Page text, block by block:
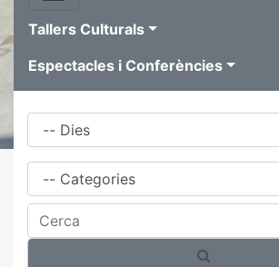
Tallers Culturals
Espectacles i Conferències
Dies
Família
Cerca